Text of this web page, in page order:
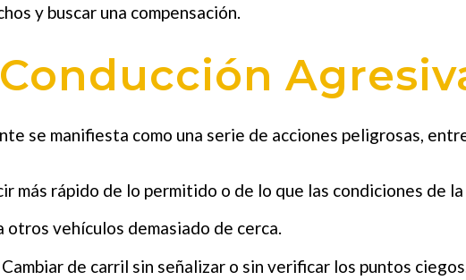
y buscar una compensación.
se manifiesta como una serie de acciones peligrosas,
más rápido de lo permitido o de lo que las condiciones de
otros vehículos demasiado de cerca.
Cambiar de carril sin señalizar o sin verificar los puntos ciegos.